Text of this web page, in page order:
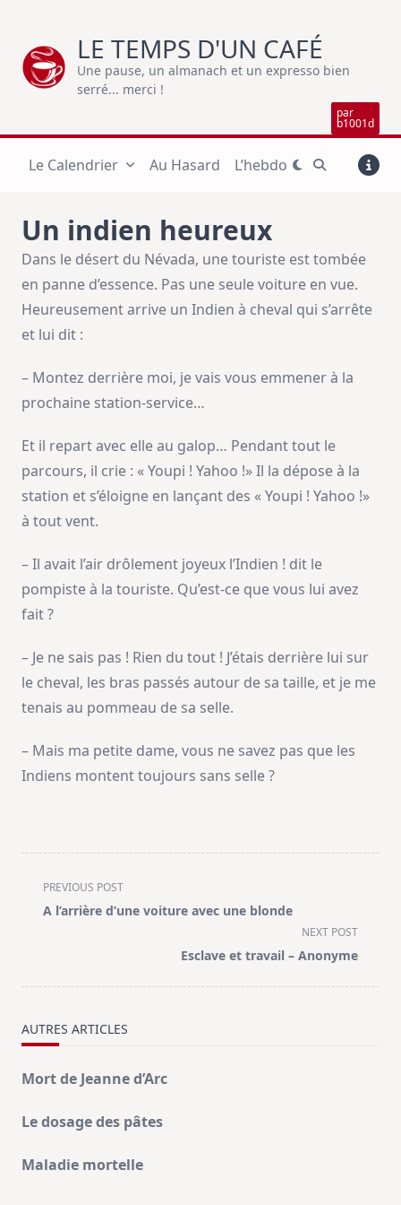
content
LE TEMPS D'UN CAFÉ
Une pause, un almanach et un expresso bien
serré... merci !
par
b1001d
Le Calendrier Au Hasard L’hebdo
Un indien heureux
Dans le désert du Névada, une touriste est tombée
en panne d’essence. Pas une seule voiture en vue.
Heureusement arrive un Indien à cheval qui s’arrête
et lui dit :
– Montez derrière moi, je vais vous emmener à la
prochaine station-service…
Et il repart avec elle au galop… Pendant tout le
parcours, il crie : « Youpi ! Yahoo !» Il la dépose à la
station et s’éloigne en lançant des « Youpi ! Yahoo !»
à tout vent.
– Il avait l’air drôlement joyeux l’Indien ! dit le
pompiste à la touriste. Qu’est-ce que vous lui avez
fait ?
– Je ne sais pas ! Rien du tout ! J’étais derrière lui sur
le cheval, les bras passés autour de sa taille, et je me
tenais au pommeau de sa selle.
– Mais ma petite dame, vous ne savez pas que les
Indiens montent toujours sans selle ?
<span
class="nav-
text">Page</span>
PREVIOUS POST
A l’arrière d’une voiture avec une blonde
NEXT POST
Esclave et travail – Anonyme
AUTRES ARTICLES
Mort de Jeanne d’Arc
Le dosage des pâtes
Maladie mortelle